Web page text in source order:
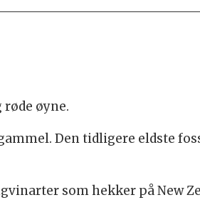
øyne.
Den tidligere eldste
som hekker på New